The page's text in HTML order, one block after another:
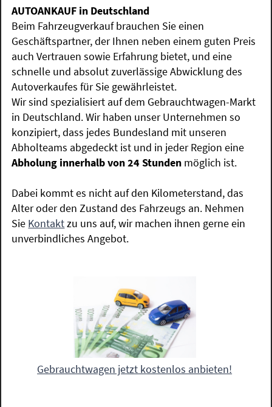
AUTOANKAUF in Deutschland
Beim Fahrzeugverkauf brauchen Sie einen
Geschäftspartner, der Ihnen neben einem guten Preis
auch Vertrauen sowie Erfahrung bietet, und eine
schnelle und absolut zuverlässige Abwicklung des
Autoverkaufes für Sie gewährleistet.
Wir sind spezialisiert auf dem Gebrauchtwagen-Markt
in Deutschland. Wir haben unser Unternehmen so
konzipiert, dass jedes Bundesland mit unseren
Abholteams abgedeckt ist und in jeder Region eine
Abholung innerhalb von 24 Stunden möglich ist.
Dabei kommt es nicht auf den Kilometerstand, das
Alter oder den Zustand des Fahrzeugs an. Nehmen
Sie Kontaktzu uns auf, wir machen ihnen gerne ein
unverbindliches Angebot.
Gebrauchtwagen jetzt kostenlos anbieten!